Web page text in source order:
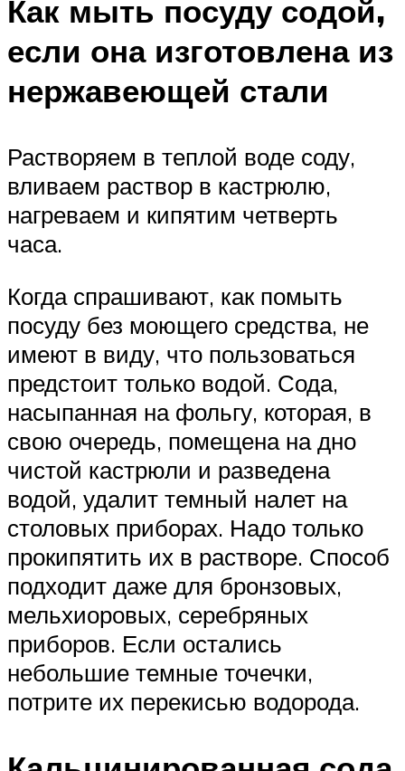
Как мыть посуду содой,
если она изготовлена из
нержавеющей стали
Растворяем в теплой воде соду,
вливаем раствор в кастрюлю,
нагреваем и кипятим четверть
часа.
Когда спрашивают, как помыть
посуду без моющего средства, не
имеют в виду, что пользоваться
предстоит только водой. Сода,
насыпанная на фольгу, которая, в
свою очередь, помещена на дно
чистой кастрюли и разведена
водой, удалит темный налет на
столовых приборах. Надо только
прокипятить их в растворе. Способ
подходит даже для бронзовых,
мельхиоровых, серебряных
приборов. Если остались
небольшие темные точечки,
потрите их перекисью водорода.